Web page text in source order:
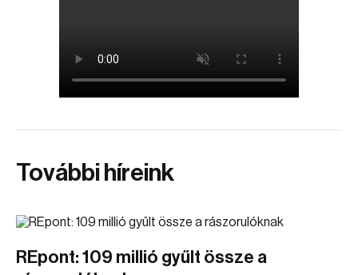
További híreink
REpont: 109 millió gyűlt össze a